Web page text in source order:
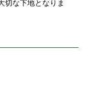
切な下地となりま